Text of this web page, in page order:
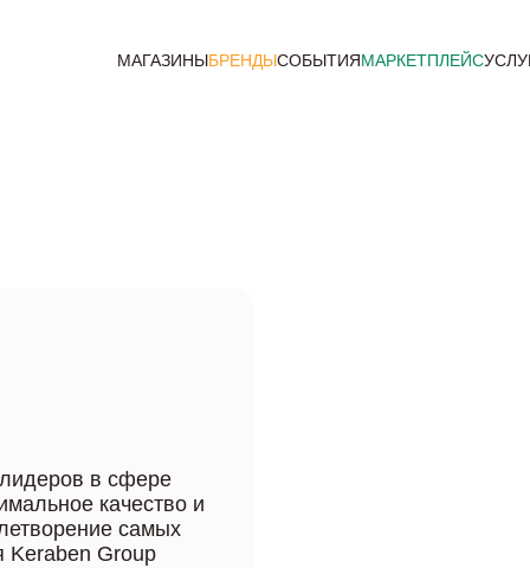
МАГАЗИНЫБРЕНДЫСОБЫТИЯМАРКЕТПЛЕЙС
в сфере
качество и
самых
Keraben Group